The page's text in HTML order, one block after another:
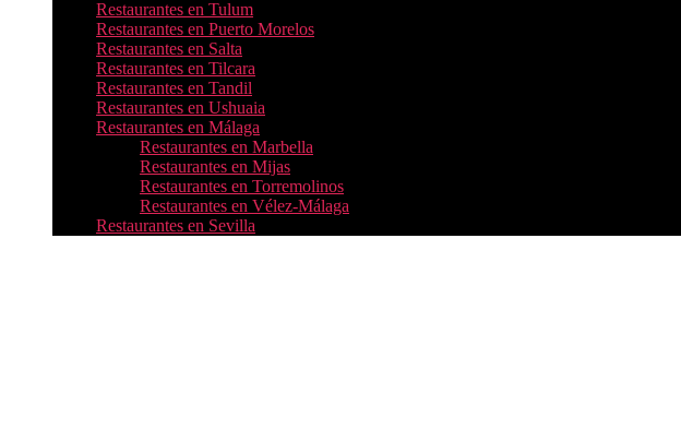
Restaurantes en Tulum
Restaurantes en Puerto Morelos
Restaurantes en Salta
Restaurantes en Tilcara
Restaurantes en Tandil
Restaurantes en Ushuaia
Restaurantes en Málaga
Restaurantes en Marbella
Restaurantes en Mijas
Restaurantes en Torremolinos
Restaurantes en Vélez-Málaga
Restaurantes en Sevilla